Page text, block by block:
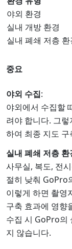
야외 환경
실내 개방 환경
실내 폐쇄 저층 환
중요
야외 수집:
야외에서 수집할
려야 합니다. 그
하여 최종 지도
실내 폐쇄 저층 환
사무실, 복도, 전
절히 낮춰 GoPro
이렇게 하면 촬영
구축 효과에 영향
수집 시 GoPro의
지 않습니다.